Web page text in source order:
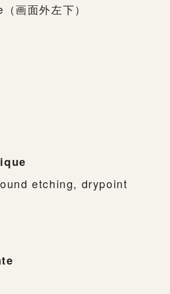
画面外左下）
etching, drypoint